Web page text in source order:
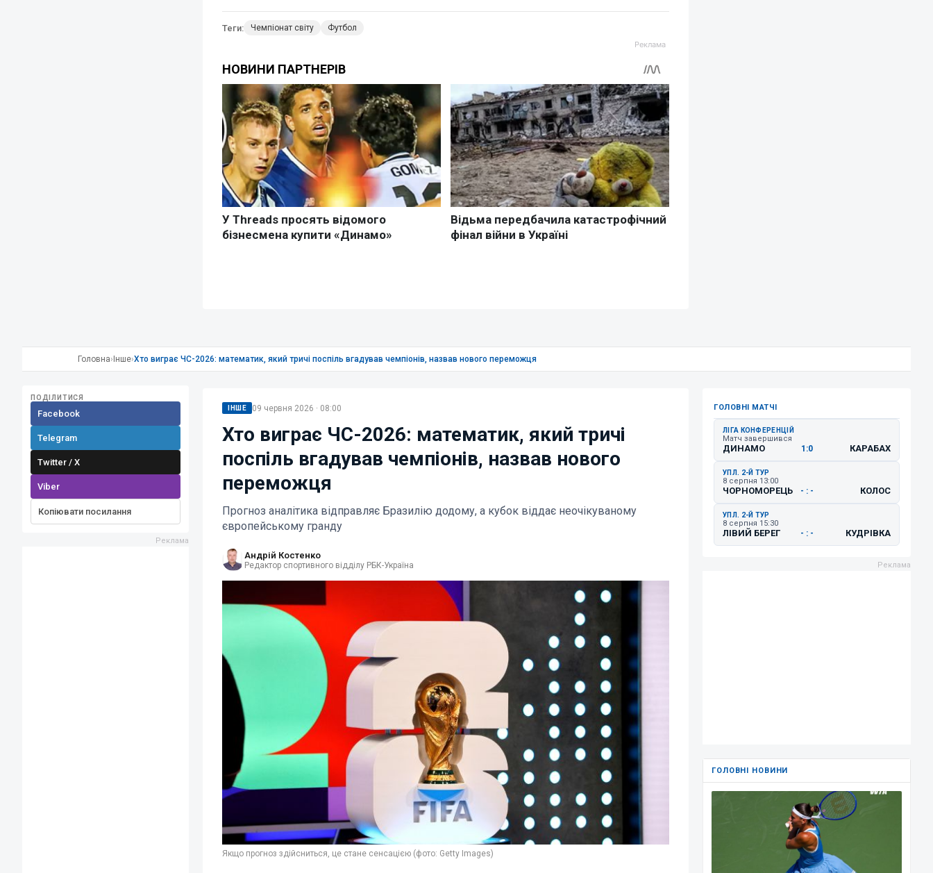
Теги: Чемпіонат світу Футбол
Головна› Інше›Хто виграє ЧС-2026: математик, який тричі поспіль вгадував чемпіонів, назвав нового переможця
ПОДІЛИТИСЯ
Facebook
Telegram
Twitter / X
Viber
Копіювати посилання
ІНШЕ 09 червня 2026 · 08:00
Хто виграє ЧС-2026: математик, який тричі
поспіль вгадував чемпіонів, назвав нового
переможця
Прогноз аналітика відправляє Бразилію додому, а кубок віддає неочікуваному
європейському гранду
Андрій Костенко
Редактор спортивного відділу РБК-Україна
Якщо прогноз здійсниться, це стане сенсацією (фото: Getty Images)
ГОЛОВНІ МАТЧІ
ЛІГА КОНФЕРЕНЦІЙ
Матч завершився
ДИНАМО 1:0 КАРАБАХ
УПЛ. 2-Й ТУР
8 серпня 13:00
ЧОРНОМОРЕЦЬ - : - КОЛОС
УПЛ. 2-Й ТУР
8 серпня 15:30
ЛІВИЙ БЕРЕГ - : - КУДРІВКА
ГОЛОВНІ НОВИНИ